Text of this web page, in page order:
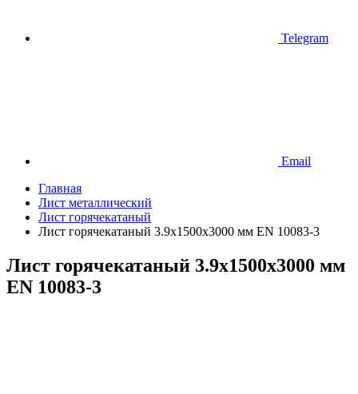
Telegram
Email
Главная
Лист металлический
Лист горячекатаный
Лист горячекатаный 3.9х1500х3000 мм EN 10083-3
Лист горячекатаный 3.9х1500х3000 мм
EN 10083-3